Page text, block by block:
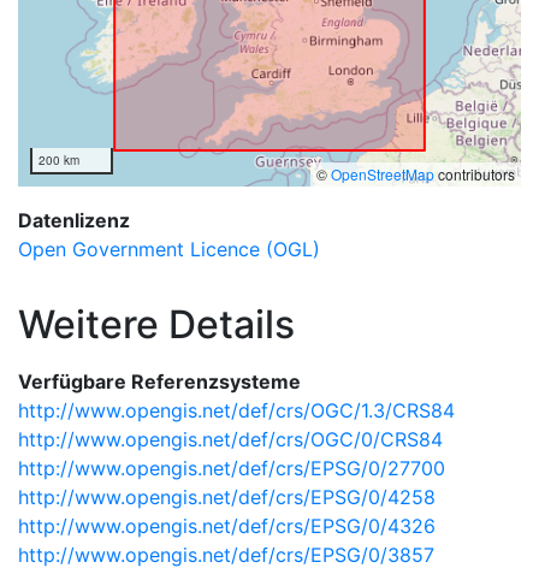
200 km
©OpenStreetMapcontributors
Datenlizenz
Open Government Licence (OGL)
Weitere Details
Verfügbare Referenzsysteme
http://www.opengis.net/def/crs/OGC/1.3/CRS84
http://www.opengis.net/def/crs/OGC/0/CRS84
http://www.opengis.net/def/crs/EPSG/0/27700
http://www.opengis.net/def/crs/EPSG/0/4258
http://www.opengis.net/def/crs/EPSG/0/4326
http://www.opengis.net/def/crs/EPSG/0/3857